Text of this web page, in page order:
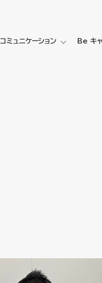
コミュニケーション Be キ